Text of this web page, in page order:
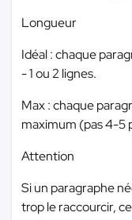
Longueur
Idéal : chaque
- 1 ou 2 lignes.
Max : chaque
maximum (pas 4-5
Attention
Si un paragraphe
trop le raccourcir,